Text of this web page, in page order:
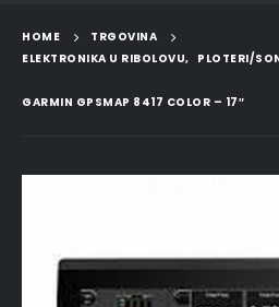
HOME
TRGOVINA
ELEKTRONIKA U RIBOLOVU, PLOTERI/
GARMIN GPSMAP 8417 COLOR – 17″